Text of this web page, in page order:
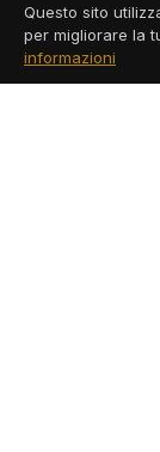
Investigatore
Servizi a Lodi
Questo sito
per migliorare la
informazioni